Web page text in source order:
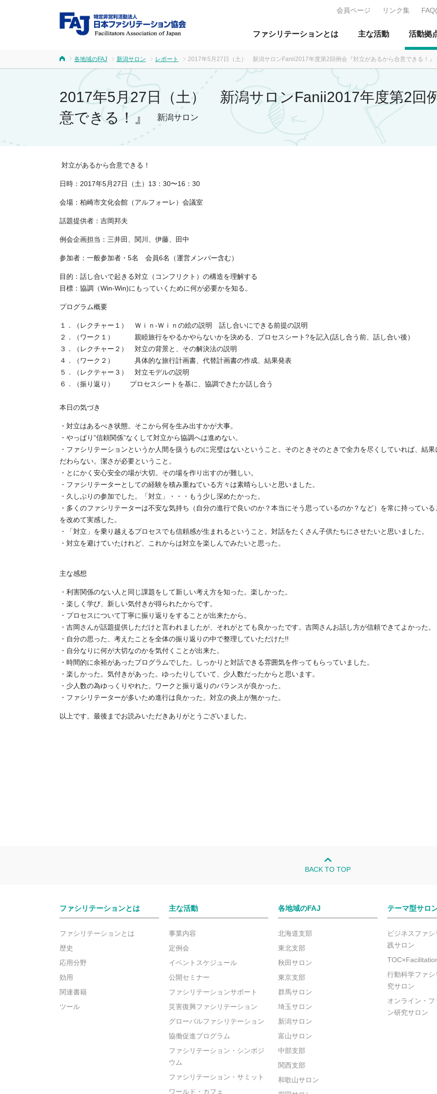
ファシリテーションとは 主な活動 活動拠
会員ページ リンク集
各地域のFAJ 新潟サロン レポート 2017年5月27日（土） 新潟サロンFanii2017年度第2回例会『対立があるから合意できる！』
2017年5月27日（土） 新潟サロンFanii2017年度第2回
意できる！』
新潟サロン
対立があるから合意できる！
日時：2017年5月27日（土）13：30〜16：30
会場：柏崎市文化会館（アルフォーレ）会議室
話題提供者：吉岡邦夫
例会企画担当：三井田、関川、伊藤、田中
参加者：一般参加者・5名 会員6名（運営メンバー含む）
目的：話し合いで起きる対立（コンフリクト）の構造を理解する
目標：協調（Win-Win)にもっていくために何が必要かを知る。
プログラム概要
１．（レクチャー１） Ｗｉｎ-Ｗｉｎの絵の説明 話し合いにできる前提の説明
２．（ワーク１） 親睦旅行をやるかやらないかを決める、プロセスシート?を記入(話し合う前、話し合い後）
３．（レクチャー２） 対立の背景と、その解決法の説明
４．（ワーク２） 具体的な旅行計画書、代替計画書の作成、結果発表
５．（レクテャー３） 対立モデルの説明
６．（振り返り） プロセスシートを基に、協調できたか話し合う
本日の気づき
・対立はあるべき状態。そこから何を生み出すかが大事。
・やっぱり”信頼関係”なくして対立から協調へは進めない。
・ファシリテーションというか人間を扱うものに完璧はないということ。そのときそのときで全力を尽くしていれば、結果
だわらない。潔さが必要ということ。
・とにかく安心安全の場が大切。その場を作り出すのが難しい。
・ファシリテーターとしての経験を積み重ねている方々は素晴らしいと思いました。
・久しぶりの参加でした。「対立」・・・もう少し深めたかった。
・多くのファシリテーターは不安な気持ち（自分の進行で良いのか？本当にそう思っているのか？など）を常に持っている
を改めて実感した。
・「対立」を乗り越えるプロセスでも信頼感が生まれるということ。対話をたくさん子供たちにさせたいと思いました。
・対立を避けていたけれど、これからは対立を楽しんでみたいと思った。
主な感想
・利害関係のない人と同じ課題をして新しい考え方を知った。楽しかった。
・楽しく学び、新しい気付きが得られたからです。
・プロセスについて丁寧に振り返りをすることが出来たから。
・吉岡さんが話題提供しただけと言われましたが、それがとても良かったです。吉岡さんお話し方が信頼できてよかった。
・自分の思った、考えたことを全体の振り返りの中で整理していただけた!!
・自分なりに何が大切なのかを気付くことが出来た。
・時間的に余裕があったプログラムでした。しっかりと対話できる雰囲気を作ってもらっていました。
・楽しかった。気付きがあった。ゆったりしていて、少人数だったからと思います。
・少人数の為ゆっくりやれた。ワークと振り返りのバランスが良かった。
・ファシリテーターが多いため進行は良かった。対立の炎上が無かった。
以上です。最後までお読みいただきありがとうございました。
BACK TO TOP
ファシリテーションとは
ファシリテーションとは
歴史
応用分野
効用
関連書籍
ツール
主な活動
事業内容
定例会
イベントスケジュール
公開セミナー
ファシリテーションサポート
災害復興ファシリテーション
グローバルファシリテーション
協働促進プログラム
ファシリテーション・シンポジ
ウム
ファシリテーション・サミット
ワールド・カフェ
各地域のFAJ
北海道支部
東北支部
秋田サロン
東京支部
群馬サロン
埼玉サロン
新潟サロン
富山サロン
中部支部
関西支部
和歌山サロン
テーマ型サロ
ビジネスファ
践サロン
行動科学ファ
究サロン
オンライン・
ン研究サロン